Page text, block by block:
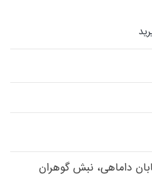
داماهی، نبش گوهران